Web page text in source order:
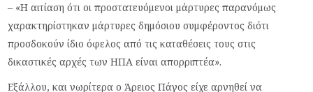
– «Η αιτίαση ότι οι προστατευόμενοι μάρτυρες παρανόμως
χαρακτηρίστηκαν μάρτυρες δημόσιου συμφέροντος διότι
προσδοκούν ίδιο όφελος από τις καταθέσεις τους στις
δικαστικές αρχές των ΗΠΑ είναι απορριπτέα».
Εξάλλου, και νωρίτερα ο Άρειος Πάγος είχε αρνηθεί να